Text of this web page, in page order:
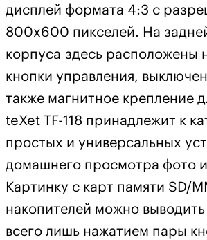
дисплей формата 4:3 с
800х600 пикселей. На
корпуса здесь расположены
кнопки управления,
также магнитное крепление
teXet TF-118 принадлежит к
простых и универсальных
домашнего просмотра фото
Картинку с карт памяти SD/
накопителей можно
всего лишь нажатием пары